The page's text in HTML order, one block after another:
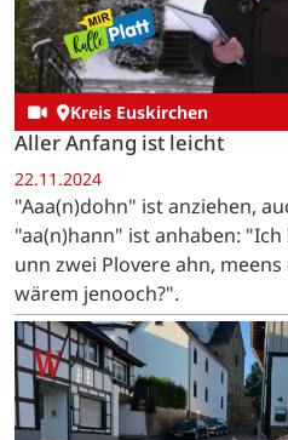
Kreis Euskirchen
Aller Anfang ist leicht
22.11.2024
"Aaa(n)dohn" ist anziehen,
"aa(n)hann" ist anhaben:
unn zwei Plovere ahn,
wärem jenooch?".